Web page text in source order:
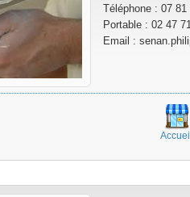
Téléphone : 07 81
Portable : 02 47
Email :